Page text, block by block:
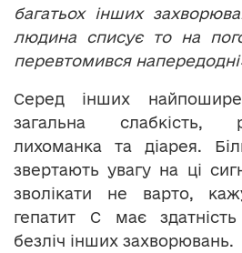
багатьох інших
людина списує то на
перевтомився
Серед інших
загальна слабкість,
лихоманка та діарея.
звертають увагу на ці
зволікати не варто,
гепатит С має
безліч інших захворювань.